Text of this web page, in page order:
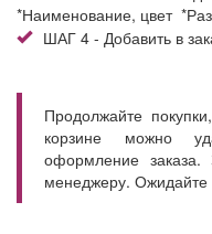
*Наименование, цвет
ШАГ 4 - Добавить в
Продолжайте
корзине можно
оформление заказа.
менеджеру. Ожидайте